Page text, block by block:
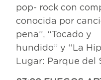
pop- rock con
conocida por
pena”, “Tocado y
hundido” y “La
Lugar: Parque del